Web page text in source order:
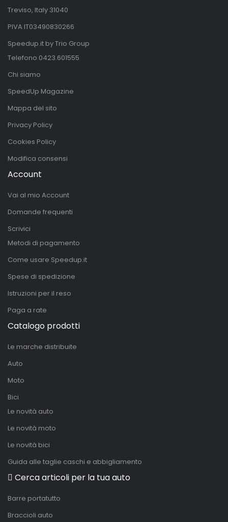
Treviso, Italy 31040
PIVA IT03490830266
Speedup.it by Trio Group
Telefono 0423.601555
Chi siamo
SpeedUp Magazine
Mappa del sito
Privacy Policy
Cookies Policy
Modifica consensi
Account
Vai al mio Account
Domande frequenti
Scrivici
Metodi di pagamento
Come usare Speedup.it
Spese di spedizione
Istruzioni per il reso
Paga a rate
Catalogo prodotti
Le marche distribuite
Auto
Moto
Bici
Le novità auto
Le novità moto
Le novità bici
Guida alle taglie caschi e abbigliamento
Cerca articoli per la tua auto
Barre portatutto
Braccioli auto